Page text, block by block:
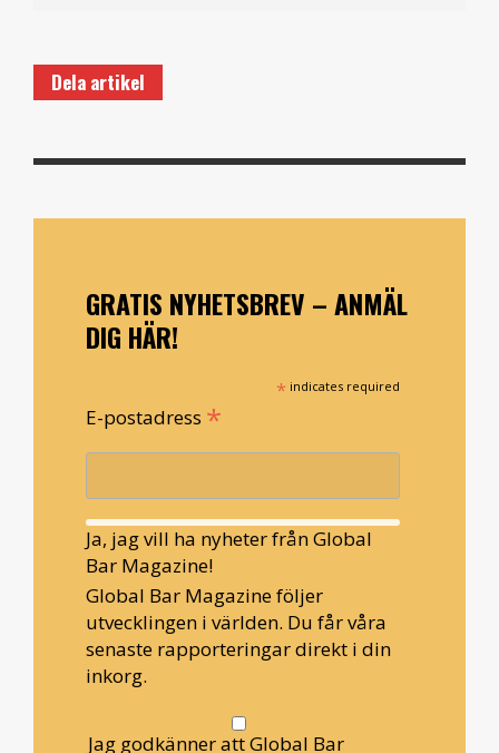
Dela artikel
GRATIS NYHETSBREV – ANMÄL
DIG HÄR!
* indicates required
E-postadress *
Ja, jag vill ha nyheter från Global
Bar Magazine!
Global Bar Magazine följer
utvecklingen i världen. Du får våra
senaste rapporteringar direkt i din
inkorg.
Jag godkänner att Global Bar